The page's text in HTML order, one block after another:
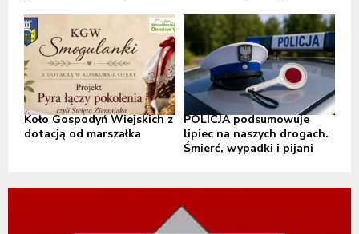
Koło Gospodyń Wiejskich z
dotacją od marszałka
POLICJA podsumowuje
lipiec na naszych drogach.
Śmierć, wypadki i pijani